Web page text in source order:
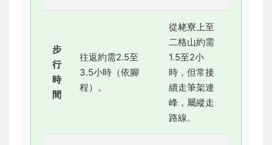
步
行
時
間
往返約需2.5至
3.5小時（依腳
程）。
從栳寮上至
二格山約需
1.5至2小
時，但常接
續走筆架連
峰，屬縱走
路線。